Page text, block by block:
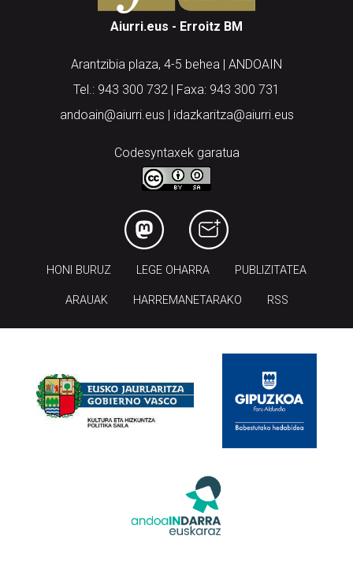
Aiurri.eus - Erroitz BM
Arantzibia plaza, 4-5 behea | ANDOAIN
Tel.: 943 300 732 | Faxa: 943 300 731
andoain@aiurri.eus | idazkaritza@aiurri.eus
Codesyntaxek garatua
HONI BURUZ LEGE OHARRA PUBLIZITATEA
ARAUAK HARREMANETARAKO RSS